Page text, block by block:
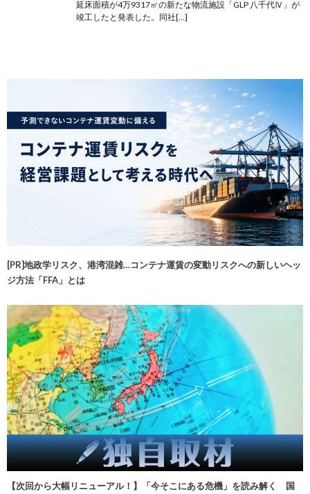
延床面積が4万9317㎡の新たな物流施設「GLP 八千代Ⅳ」が
竣工したと発表した。同社[…]
[PR]地政学リスク、港湾混雑…コンテナ運賃の変動リスクへの新しいヘッ
ジ方法「FFA」とは
【次回から大幅リニューアル！】「今そこにある危機」を読み解く 国